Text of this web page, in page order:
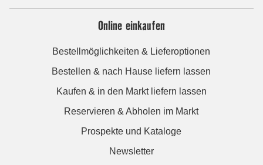
Online einkaufen
Bestellmöglichkeiten & Lieferoptionen
Bestellen & nach Hause liefern lassen
Kaufen & in den Markt liefern lassen
Reservieren & Abholen im Markt
Prospekte und Kataloge
Newsletter